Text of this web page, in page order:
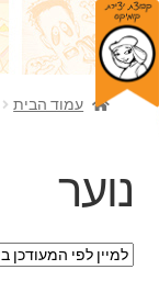
דלג
לניווט
לדלג
לתוכן
חנות
סדנאות
תכנים
עמוד הבית
נוער